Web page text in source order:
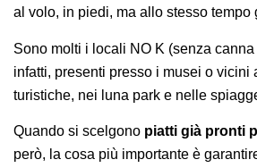
al volo, in piedi, ma allo stesso tempo
Sono molti i locali NO K (senza
infatti, presenti presso i musei o vicini
turistiche, nei luna park e nelle
Quando si scelgono piatti già pronti
però, la cosa più importante è